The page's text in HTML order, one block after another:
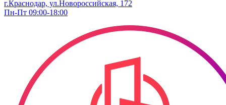
г.Краснодар, ул.Новороссийская, 172
Пн-Пт 09:00-18:00